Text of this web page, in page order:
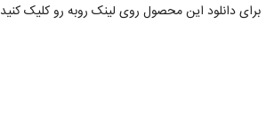
برای دانلود این محصول روی لینک روبه رو کلیک کنید